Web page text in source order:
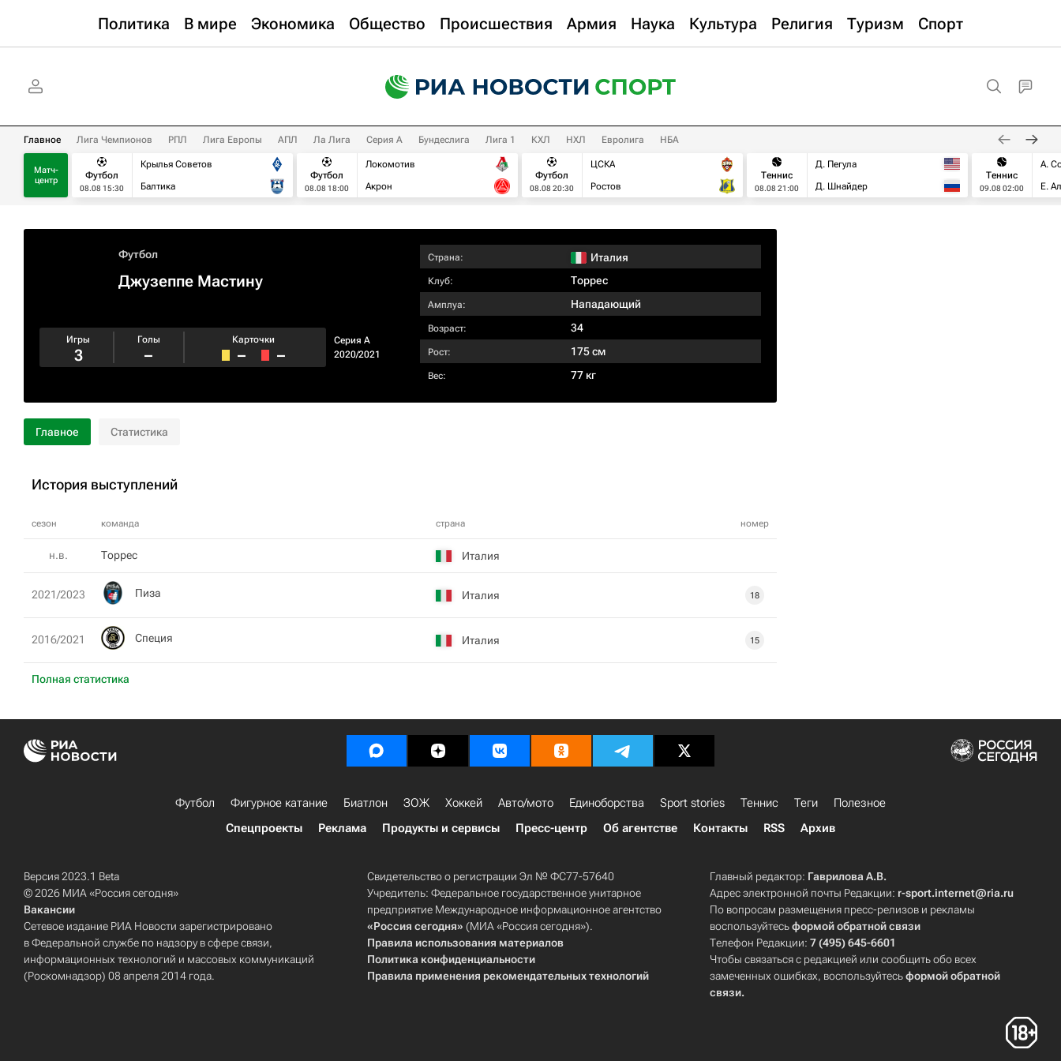
Политика В мире Экономика Общество Происшествия Армия Наука Культура Религия Туризм Спорт
Главное Лига Чемпионов РПЛ Лига Европы АПЛ Ла Лига Серия А Бундеслига Лига 1 КХЛ НХЛ Евролига НБА
Матч-
центр
Футбол
08.08 15:30
Крылья Советов
Балтика
Футбол
08.08 18:00
Локомотив
Акрон
Футбол
08.08 20:30
ЦСКА
Ростов
Теннис
08.08 21:00
Д. Пегула
Д. Шнайдер
Теннис
09.08 02:00
А.
Е.
Футбол
Джузеппе Мастину
Серия А
2020/2021
Игры
3
Голы
–
Карточки
– –
Страна: Италия
Клуб: Торрес
Амплуа: Нападающий
Возраст: 34
Рост: 175 см
Вес: 77 кг
Главное Статистика
История выступлений
сезон команда страна номер
Полная статистика
н.в. Торрес Италия
2021/2023 Пиза Италия 18
2016/2021 Специя Италия 15
Футбол Фигурное катание Биатлон ЗОЖ Хоккей Авто/мото Единоборства Sport stories Теннис Теги
Полезное
Спецпроекты
Реклама Продукты и сервисы Пресс-центр Об агентстве Контакты RSS Архив
Версия 2023.1 Beta
© 2026 МИА «Россия сегодня»
Вакансии
Сетевое издание РИА Новости зарегистрировано
в Федеральной службе по надзору в сфере связи,
информационных технологий и массовых коммуникаций
(Роскомнадзор) 08 апреля 2014 года.
Свидетельство о регистрации Эл № ФС77-57640
Учредитель: Федеральное государственное унитарное
предприятие Международное информационное агентство
«Россия сегодня» (МИА «Россия сегодня»).
Правила использования материалов
Политика конфиденциальности
Правила применения рекомендательных технологий
Главный редактор: Гаврилова А.В.
Адрес электронной почты Редакции: r-sport.internet@ria.ru
По вопросам размещения пресс-релизов и рекламы
воспользуйтесьформой обратной связи
Телефон Редакции:7 (495) 645-6601
Чтобы связаться с редакцией или сообщить обо всех
замеченных ошибках, воспользуйтесьформой обратной
связи.